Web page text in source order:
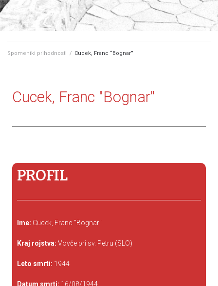
Spomeniki prihodnosti / Cucek, Franc “Bognar”
Cucek, Franc "Bognar"
PROFIL
Ime: Cucek, Franc "Bognar"
Kraj rojstva: Vovče pri sv. Petru (SLO)
Leto smrti: 1944
Datum smrti: 16/08/1944